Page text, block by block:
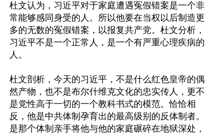
杜文认为，习近平对于家庭遭遇冤假错案是一个非
常能够感同身受的人。所以他要在当权以后制造更
多的无数的冤假错案，以报复共产党。杜文分析，
习近平不是一个正常人，是一个有严重心理疾病的
人。
杜文剖析，今天的习近平，不是什么红色皇帝的偶
然产物，也不是布尔什维克文化的忠实传人，更不
是党性高于一切的一个教科书式的模范。恰恰相
反，他是中共体制孕育出的最高级别的反体制者。
是那个体制亲手将他与他的家庭碾碎在地狱深处，